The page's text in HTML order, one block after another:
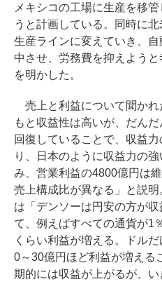
メキシコの工場に生産を移
うと計画している。同時に
生産ラインに変えていき、
中させ、労務費を抑えよう
を明かした。
売上と利益について聞かれ
もと収益性は高いが、だん
回復していることで、収益
り、日本のように収益力の
み、営業利益の4800億円は
売上構成比が異なる」と説
は「デンソーは円安の方が
て、例えばすべての通貨が1
くらい利益が増える。ドル
0～30億円ほど利益が増える
期的には収益が上がるが、